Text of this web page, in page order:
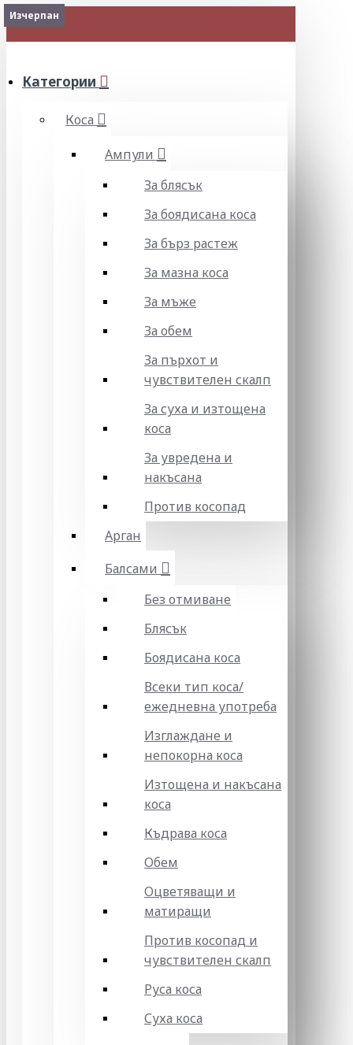
МЕНЮ
Категории
Коса
Ампули
За блясък
За боядисана коса
За бърз растеж
За мазна коса
За мъже
За обем
За пърхот и
чувствителен скалп
За суха и изтощена
коса
За увредена и
накъсана
Против косопад
Арган
Балсами
Без отмиване
Блясък
Боядисана коса
Всеки тип коса/
ежедневна употреба
Изглаждане и
непокорна коса
Изтощена и накъсана
коса
Къдрава коса
Обем
Оцветяващи и
матиращи
Против косопад и
чувствителен скалп
Руса коса
Суха коса
Изчерпан
Изчерпан